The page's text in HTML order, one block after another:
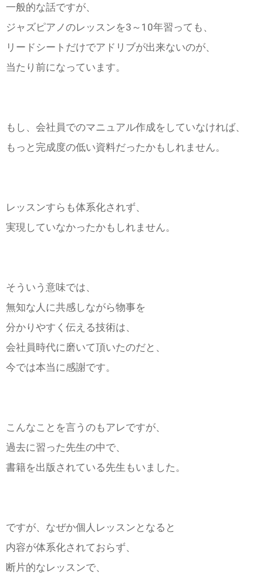
一般的な話ですが、
ジャズピアノのレッスンを3～10年習っても、
リードシートだけでアドリブが出来ないのが、
当たり前になっています。
もし、会社員でのマニュアル作成をしていなければ、
もっと完成度の低い資料だったかもしれません。
レッスンすらも体系化されず、
実現していなかったかもしれません。
そういう意味では、
無知な人に共感しながら物事を
分かりやすく伝える技術は、
会社員時代に磨いて頂いたのだと、
今では本当に感謝です。
こんなことを言うのもアレですが、
過去に習った先生の中で、
書籍を出版されている先生もいました。
ですが、なぜか個人レッスンとなると
内容が体系化されておらず、
断片的なレッスンで、